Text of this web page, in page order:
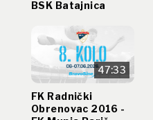
BSK Batajnica
47:33
FK Radnički
Obrenovac 2016 -